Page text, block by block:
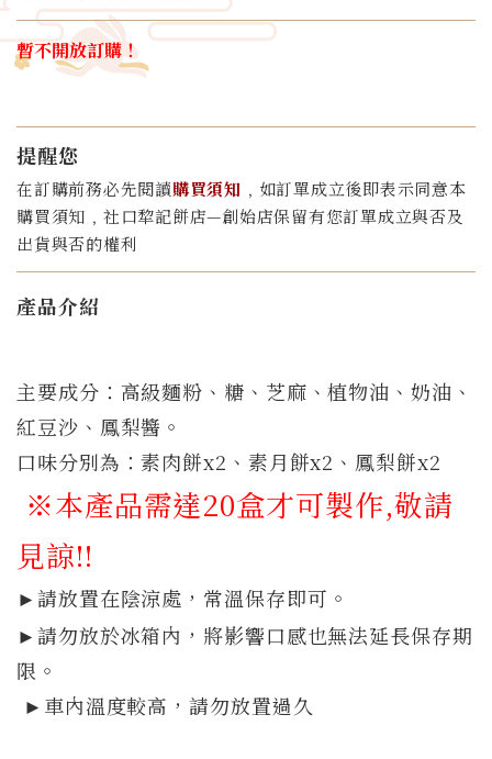
暫不開放訂購！
提醒您
在訂購前務必先閱讀購買須知 ﹐如訂單成立後即表示同意本
購買須知﹐社口犂記餅店—創始店保留有您訂單成立與否及
出貨與否的權利
產品介紹
主要成分：高級麵粉、糖、芝麻、植物油、奶油、
紅豆沙、鳳梨醬。
口味分別為：素肉餅x2、素月餅x2、鳳梨餅x2
※本產品需達20盒才可製作,敬請
見諒!!
► 請放置在陰涼處，常溫保存即可。
►請勿放於冰箱內，將影響口感也無法延長保存期
限。
►車內溫度較高，請勿放置過久